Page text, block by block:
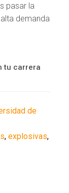
pasar la
demanda
tu carrera
de
,explosivas,